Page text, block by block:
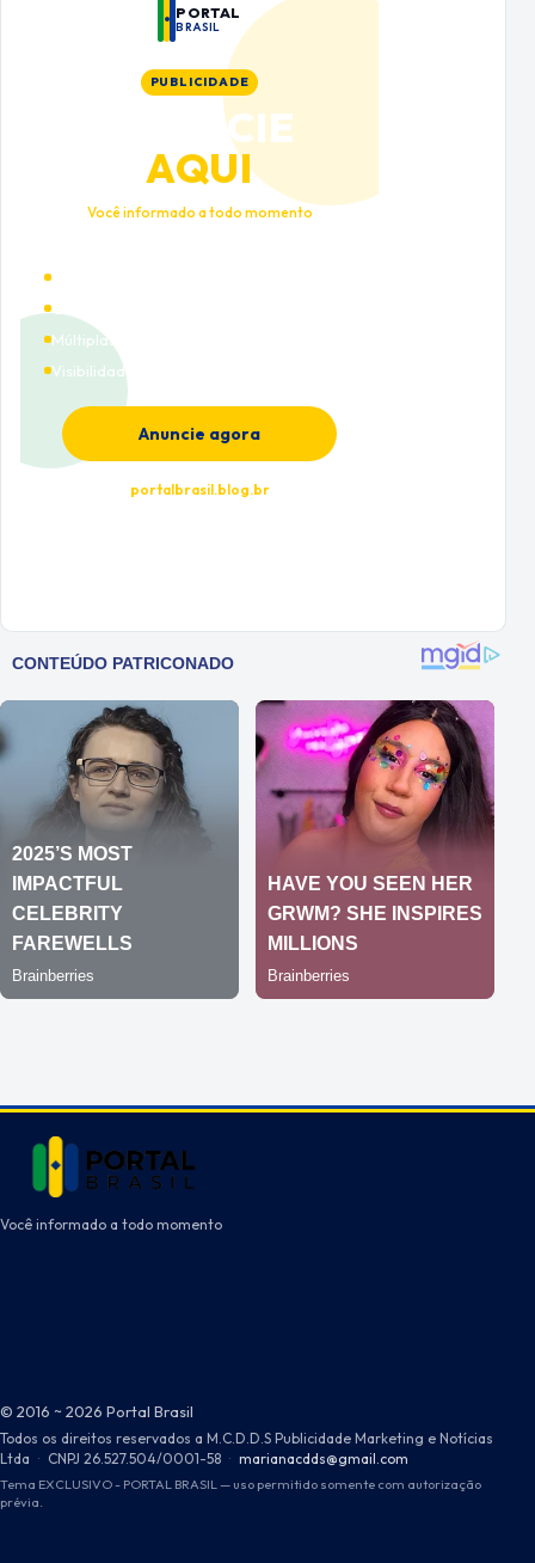
PORTAL
BRASIL
PUBLICIDADE
ANUNCIE
AQUI
Você informado a todo momento
Múltiplas categorias
Visibilidade premium
Anuncie agora
portalbrasil.blog.br
Você informado a todo momento
© 2016 ~ 2026 Portal Brasil
Todos os direitos reservados a M.C.D.D.S Publicidade Marketing e Notícias
Ltda · CNPJ 26.527.504/0001-58 · marianacdds@gmail.com
Tema EXCLUSIVO - PORTAL BRASIL — uso permitido somente com autorização
prévia.